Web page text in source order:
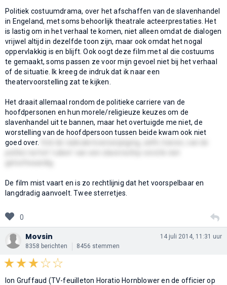
Politiek costuumdrama, over het afschaffen van de slavenhandel
in Engeland, met soms behoorlijk theatrale acteerprestaties. Het
is lastig om in het verhaal te komen, niet alleen omdat de dialogen
vrijwel altijd in dezelfde toon zijn, maar ook omdat het nogal
oppervlakkig is en blijft. Ook oogt deze film met al die costuums
te gemaakt, soms passen ze voor mijn gevoel niet bij het verhaal
of de situatie. Ik kreeg de indruk dat ik naar een
theatervoorstelling zat te kijken.
Het draait allemaal rondom de politieke carriere van de
hoofdpersonen en hun morele/religieuze keuzes om de
slavenhandel uit te bannen, maar het overtuigde me niet, de
worstelling van de hoofdpersoon tussen beide kwam ook niet
goed over.
De film mist vaart en is zo rechtlijnig dat het voorspelbaar en
langdradig aanvoelt. Twee sterretjes.
0
Movsin
8358 berichten 8456 stemmen
14 juli 2014, 11:31 uur
Ion Gruffaud (TV-feuilleton Horatio Hornblower en de officier op